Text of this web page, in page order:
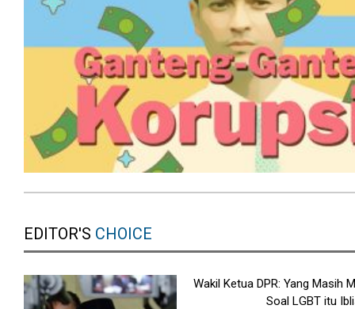
EDITOR'S CHOICE
Wakil Ketua DPR: Yang Masih
Soal LGBT itu